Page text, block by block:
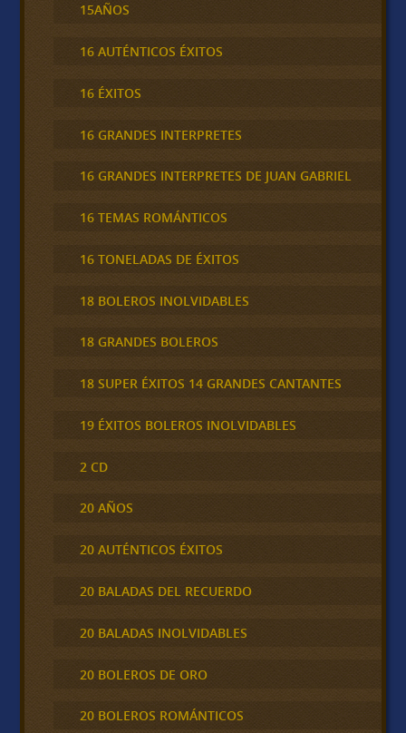
15AÑOS
16 AUTÉNTICOS ÉXITOS
16 ÉXITOS
16 GRANDES INTERPRETES
16 GRANDES INTERPRETES DE JUAN GABRIEL
16 TEMAS ROMÁNTICOS
16 TONELADAS DE ÉXITOS
18 BOLEROS INOLVIDABLES
18 GRANDES BOLEROS
18 SUPER ÉXITOS 14 GRANDES CANTANTES
19 ÉXITOS BOLEROS INOLVIDABLES
2 CD
20 AÑOS
20 AUTÉNTICOS ÉXITOS
20 BALADAS DEL RECUERDO
20 BALADAS INOLVIDABLES
20 BOLEROS DE ORO
20 BOLEROS ROMÁNTICOS